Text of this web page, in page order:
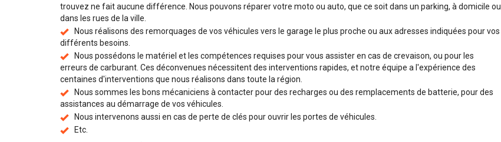
trouvez ne fait aucune différence. Nous pouvons réparer votre moto ou auto, que ce soit dans un parking, à domicile ou
dans les rues de la ville.
Nous réalisons des remorquages de vos véhicules vers le garage le plus proche ou aux adresses indiquées pour vos
différents besoins.
Nous possédons le matériel et les compétences requises pour vous assister en cas de crevaison, ou pour les
erreurs de carburant. Ces déconvenues nécessitent des interventions rapides, et notre équipe a l'expérience des
centaines d'interventions que nous réalisons dans toute la région.
Nous sommes les bons mécaniciens à contacter pour des recharges ou des remplacements de batterie, pour des
assistances au démarrage de vos véhicules.
Nous intervenons aussi en cas de perte de clés pour ouvrir les portes de véhicules.
Etc.